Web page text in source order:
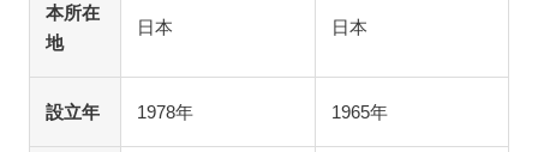
本所在
地
日本 日本
設立年 1978年 1965年